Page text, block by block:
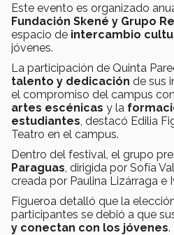
Este evento es organizado
Fundación Skené y Grupo
espacio de intercambio
jóvenes.
La participación de Quinta
talento y dedicación de sus
el compromiso del campus
artes escénicas y la
estudiantes , destacó Edilia
Teatro en el campus.
Dentro del festival, el grupo
Paraguas , dirigida por Sofía
creada por Paulina Lizárraga e
Figueroa detalló que la
participantes se debió a que
y conectan con los jóvenes.